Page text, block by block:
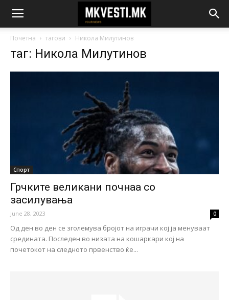
Почетна тагови Никола Милутинов
таг: Никола Милутинов
Спорт
Грчките великани почнаа со
засилувања
June 28, 2023 0
Од ден во ден се зголемува бројот на играчи кој ја менуваат
средината. Последен во низата на кошаркари кој на
почетокот на следното првенство ќе...